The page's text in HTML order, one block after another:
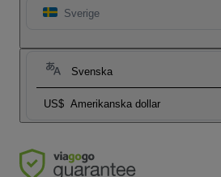
Sverige
Svenska
US$ Amerikanska dollar